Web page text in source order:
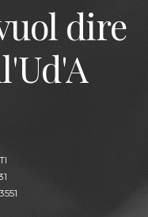
dire